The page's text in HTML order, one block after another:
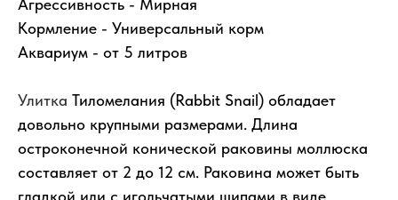
Агрессивность - Мирная
Кормление - Универсальный корм
Аквариум - от 5 литров
Улитка Тиломелания (Rabbit Snail) обладает
довольно крупными размерами. Длина
остроконечной конической раковины моллюска
составляет от 2 до 12 см. Раковина может быть
гладкой или с игольчатыми шипами в виде